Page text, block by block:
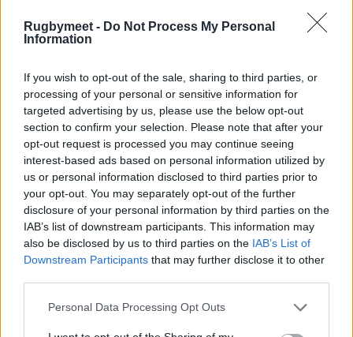
Rugbymeet - Do Not Process My Personal
Information
If you wish to opt-out of the sale, sharing to third parties, or
processing of your personal or sensitive information for
targeted advertising by us, please use the below opt-out
section to confirm your selection. Please note that after your
opt-out request is processed you may continue seeing
interest-based ads based on personal information utilized by
us or personal information disclosed to third parties prior to
your opt-out. You may separately opt-out of the further
disclosure of your personal information by third parties on the
IAB’s list of downstream participants. This information may
also be disclosed by us to third parties on the IAB’s List of
Downstream Participants that may further disclose it to other
Personal Data Processing Opt Outs
rivolto il ringraziamento del rugby
italiano a Morisi: “Ho visto Luca in
Benetton, l’Italia e più
recentemente con le Zebre: ho
sempre apprezzato, oltre che il
suo grande talento, la sua
pacatezza e la sua incredibile
resilienza, una qualità che gli ha
permesso di superare una lunga
serie di infortuni e di contribuire
per oltre dieci anni alla causa
azzurra ed a quella dell’intero